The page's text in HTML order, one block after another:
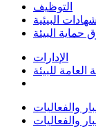
التوظيف
البيئية
حماية البيئة
الإدارات
العامة للبيئة
والفعاليات
والفعاليات